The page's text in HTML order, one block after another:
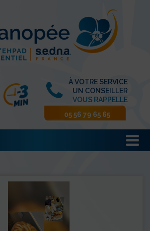
À VOTRE SERVICE
UN CONSEILLER
VOUS RAPPELLE
05 56 79 65 65